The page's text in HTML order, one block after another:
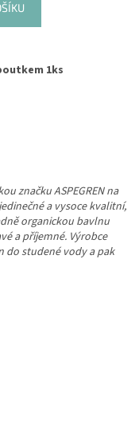
1ks
značku ASPEGREN na
a vysoce kvalitní,
organickou bavlnu
a příjemné. Výrobce
do studené vody a pak